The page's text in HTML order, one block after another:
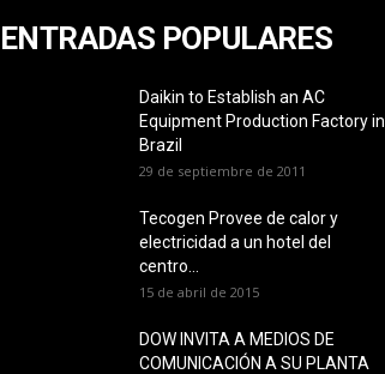
ENTRADAS POPULARES
Daikin to Establish an AC
Equipment Production Factory in
Brazil
29 de septiembre de 2011
Tecogen Provee de calor y
electricidad a un hotel del
centro...
15 de abril de 2015
DOW INVITA A MEDIOS DE
COMUNICACIÓN A SU PLANTA